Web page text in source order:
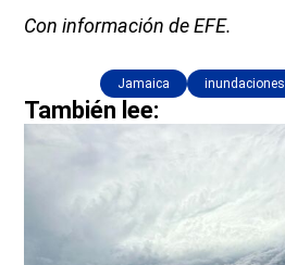
Con información de EFE.
Jamaica inundaciones
También lee: